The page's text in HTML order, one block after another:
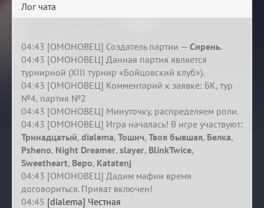
Лог чата
04:43 [ОМОНОВЕЦ] Создатель партии — Сирень.
04:43 [ОМОНОВЕЦ] Данная партия является
турнирной (XIII турнир «Бойцовский клуб»).
04:43 [ОМОНОВЕЦ] Комментарий к заявке: БК, тур
№4, партия №2
04:43 [ОМОНОВЕЦ] Минуточку, распределяем роли.
04:43 [ОМОНОВЕЦ] Игра началась! В игре участвуют:
Тринадцатый, dialema, Тошич, Твоя бывшая, Белка,
Psheno, Night Dreamer, slayer, BlinkTwice,
Sweetheart, Веро, Katatenj
04:43 [ОМОНОВЕЦ] Дадим мафии время
договориться. Приват включен!
04:45 [dialema] Честная